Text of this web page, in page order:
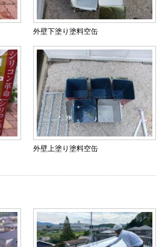
外壁下塗り塗料空缶
外壁上塗り塗料空缶